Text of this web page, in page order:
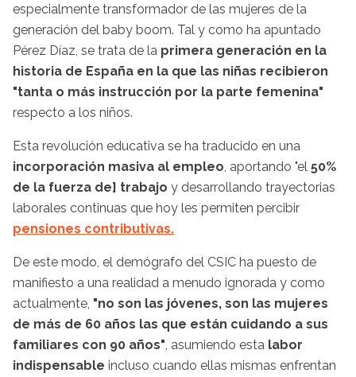
especialmente transformador de las mujeres de la
generación del baby boom. Tal y como ha apuntado
Pérez Díaz, se trata de la primera generación en la
historia de España en la que las niñas recibieron
"tanta o más instrucción por la parte femenina"
respecto a los niños.
Esta revolución educativa se ha traducido en una
incorporación masiva al empleo, aportando "el 50%
de la fuerza de] trabajo y desarrollando trayectorias
laborales continuas que hoy les permiten percibir
pensiones contributivas.
De este modo, el demógrafo del CSIC ha puesto de
manifiesto a una realidad a menudo ignorada y como
actualmente, "no son las jóvenes, son las mujeres
de más de 60 años las que están cuidando a sus
familiares con 90 años", asumiendo esta labor
indispensable incluso cuando ellas mismas enfrentan